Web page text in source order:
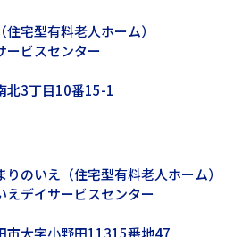
宅型有料老人ホーム）
ービスセンター
北3丁目10番15-1
のいえ（住宅型有料老人ホーム）
えデイサービスセンター
市大字小野田11315番地47